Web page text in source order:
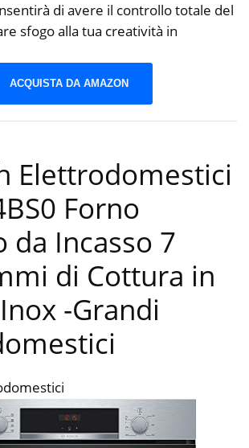
di avere il controllo totale del
sfogo alla tua creatività in
ACQUISTA DA AMAZON
Elettrodomestici
Forno
da Incasso 7
di Cottura in
-Grandi